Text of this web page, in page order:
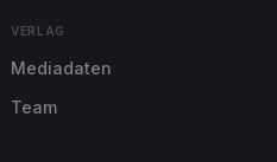
VERLAG
Mediadaten
Team